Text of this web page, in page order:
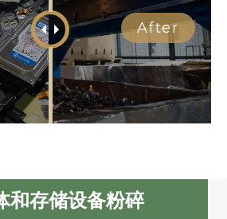
和存储设备粉碎